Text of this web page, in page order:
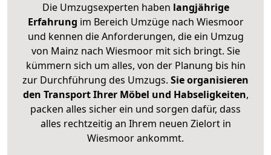
Die Umzugsexperten haben langjährige
Erfahrung im Bereich Umzüge nach Wiesmoor
und kennen die Anforderungen, die ein Umzug
von Mainz nach Wiesmoor mit sich bringt. Sie
kümmern sich um alles, von der Planung bis hin
zur Durchführung des Umzugs. Sie organisieren
den Transport Ihrer Möbel und Habseligkeiten,
packen alles sicher ein und sorgen dafür, dass
alles rechtzeitig an Ihrem neuen Zielort in
Wiesmoor ankommt.